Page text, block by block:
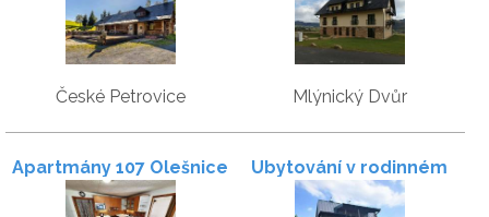
České Petrovice Mlýnický Dvůr
Apartmány 107 Olešnice
2
Ubytování v rodinném
domě se zahradou